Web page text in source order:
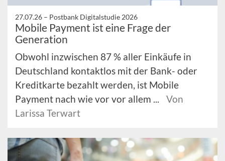
27.07.26 – Postbank Digitalstudie 2026
Mobile Payment ist eine Frage der
Generation
Obwohl inzwischen 87 % aller Einkäufe in
Deutschland kontaktlos mit der Bank- oder
Kreditkarte bezahlt werden, ist Mobile
Payment nach wie vor vor allem ...
Von
Larissa Terwart